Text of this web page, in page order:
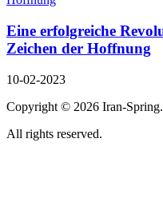
Eine erfolgreiche
Zeichen der Hoffnung
10-02-2023
Copyright © 2026 Iran-Spring.
All rights reserved.